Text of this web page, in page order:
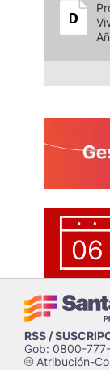
06
RSS /
Gob: 0800-
cAtribución-